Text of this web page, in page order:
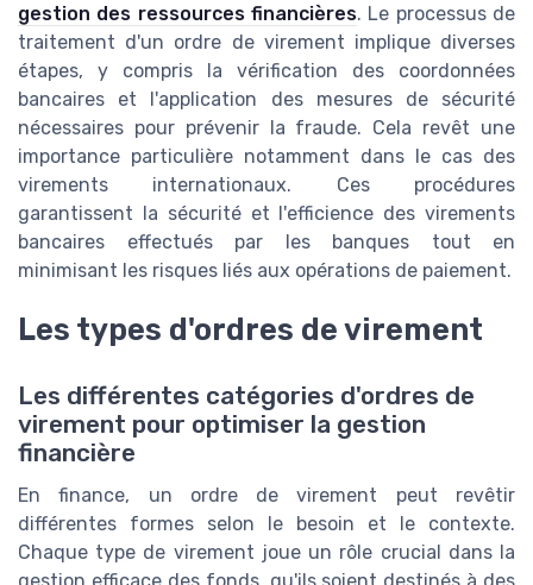
gestion des ressources financières. Le processus de
traitement d'un ordre de virement implique diverses
étapes, y compris la vérification des coordonnées
bancaires et l'application des mesures de sécurité
nécessaires pour prévenir la fraude. Cela revêt une
importance particulière notamment dans le cas des
virements internationaux. Ces procédures
garantissent la sécurité et l'efficience des virements
bancaires effectués par les banques tout en
minimisant les risques liés aux opérations de paiement.
Les types d'ordres de virement
Les différentes catégories d'ordres de
virement pour optimiser la gestion
financière
En finance, un ordre de virement peut revêtir
différentes formes selon le besoin et le contexte.
Chaque type de virement joue un rôle crucial dans la